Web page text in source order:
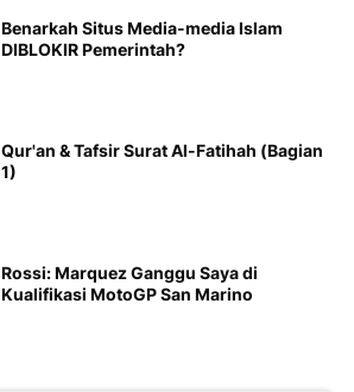
Benarkah Situs Media-media Islam
DIBLOKIR Pemerintah?
Qur'an & Tafsir Surat Al-Fatihah (Bagian
1)
Rossi: Marquez Ganggu Saya di
Kualifikasi MotoGP San Marino